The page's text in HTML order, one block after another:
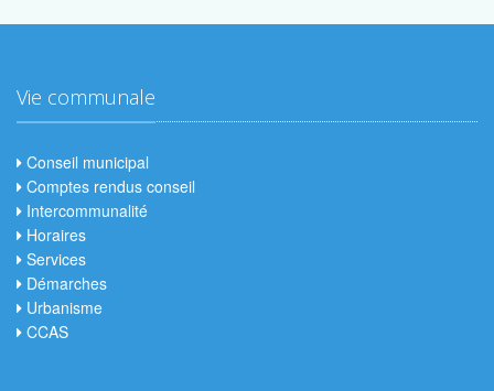
Vie communale
Conseil municipal
Comptes rendus conseil
Intercommunalité
Horaires
Services
Démarches
Urbanisme
CCAS